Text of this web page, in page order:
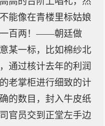
能像在青楼里标姑娘
百两！——朝廷做
某一标，比如棉纱北
通过核计去年的利润
老掌柜进行细致的计
的数目，封入牛皮纸
官员交到正堂左手边